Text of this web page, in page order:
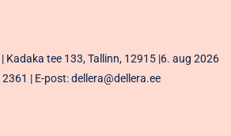
Kadaka tee 133, Tallinn, 12915 |6. aug 2026
| E-post: dellera@dellera.ee